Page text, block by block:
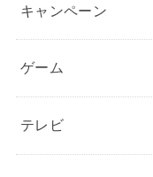
キャンペーン
ゲーム
テレビ